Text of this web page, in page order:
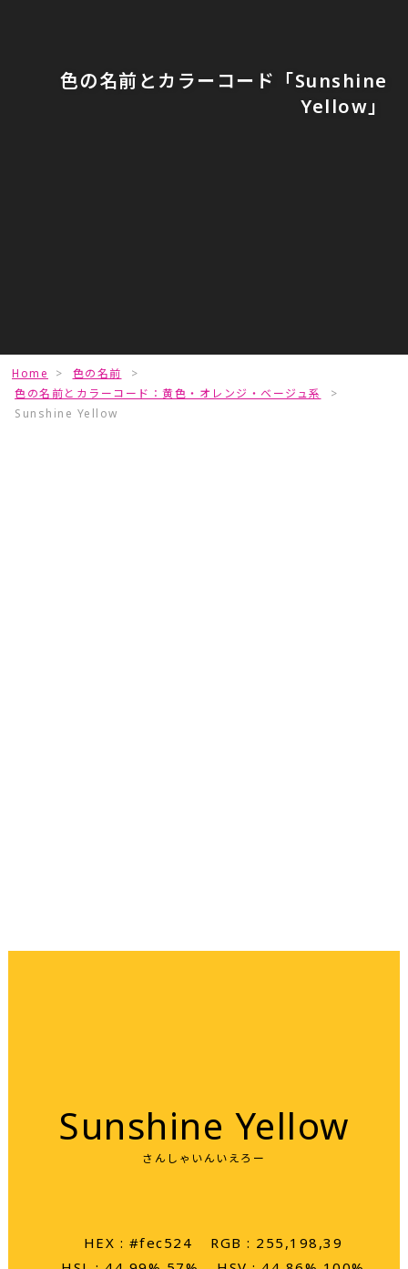
色の名前とカラーコード「Sunshine
Yellow」
Home > 色の名前
>
色の名前とカラーコード：黄色・オレンジ・ベージュ系
>
Sunshine Yellow
Sunshine Yellow
さんしゃいんいえろー
HEX : #fec524
RGB : 255,198,39